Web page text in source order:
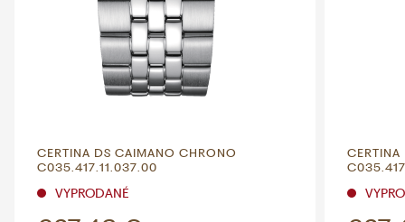
CERTINA DS CAIMANO CHRONO
C035.417.11.037.00
VYPRODANÉ